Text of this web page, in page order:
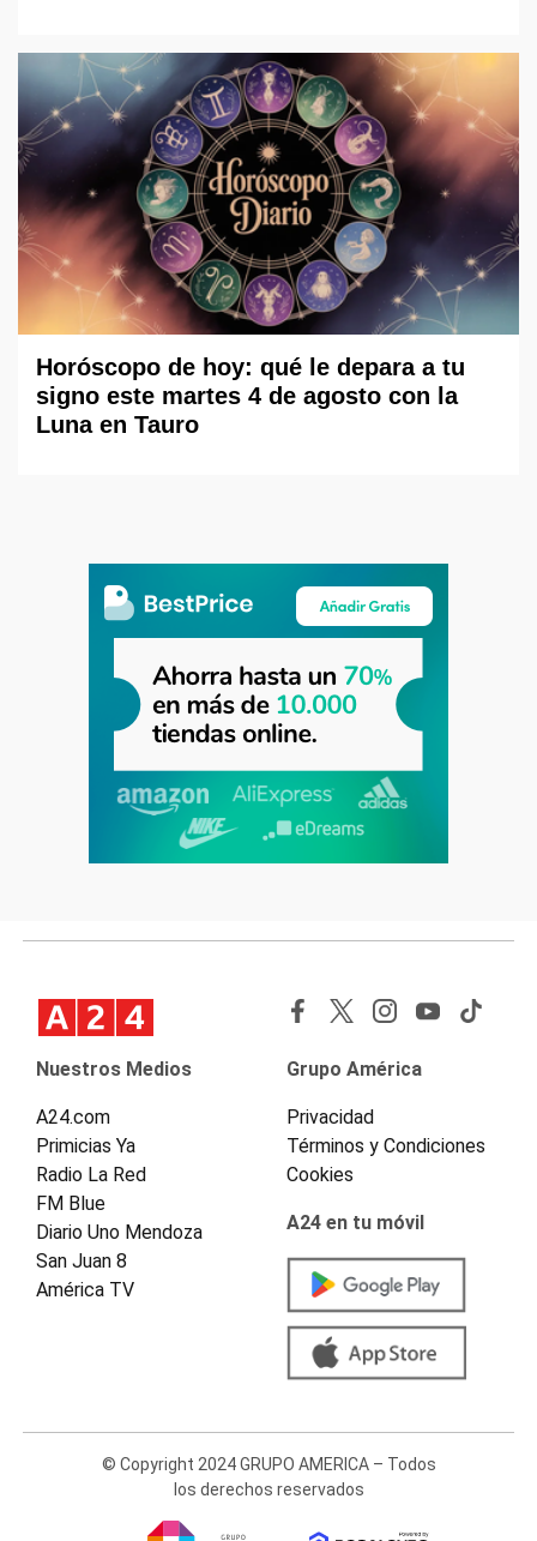
Horóscopo de hoy: qué le depara a tu
signo este martes 4 de agosto con la
Luna en Tauro
Nuestros Medios
A24.com
Primicias Ya
Radio La Red
FM Blue
Diario Uno Mendoza
San Juan 8
América TV
Grupo América
Privacidad
Términos y Condiciones
Cookies
A24 en tu móvil
© Copyright 2024 GRUPO AMERICA – Todos
los derechos reservados